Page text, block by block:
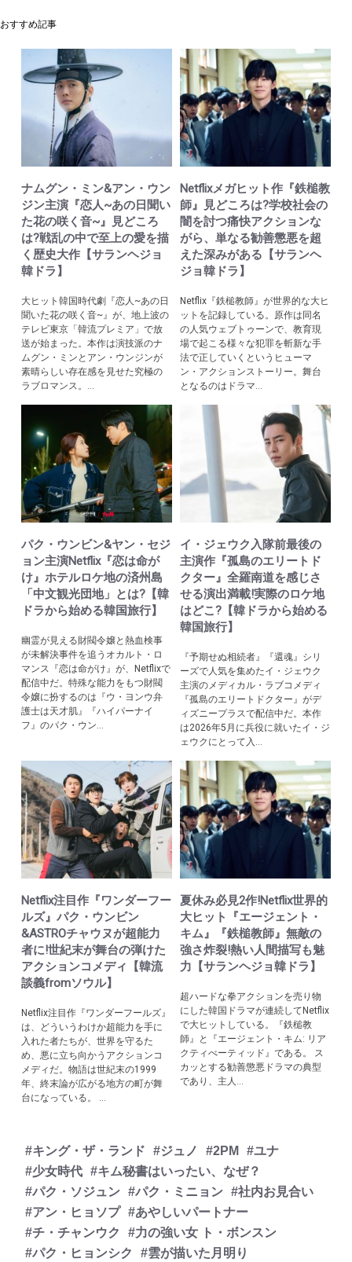
おすすめ記事
ナムグン・ミン&アン・ウン
ジン主演『恋人~あの日聞い
た花の咲く音~』見どころ
は?戦乱の中で至上の愛を描
く歴史大作【サランヘジョ
韓ドラ】
大ヒット韓国時代劇『恋人~あの日
聞いた花の咲く音~』が、地上波の
テレビ東京「韓流プレミア」で放
送が始まった。本作は演技派のナ
ムグン・ミンとアン・ウンジンが
素晴らしい存在感を見せた究極の
ラブロマンス。...
Netflixメガヒット作『鉄槌教
師』見どころは?学校社会の
闇を討つ痛快アクションな
がら、単なる勧善懲悪を超
えた深みがある【サランヘ
ジョ韓ドラ】
Netflix『鉄槌教師』が世界的な大ヒ
ットを記録している。原作は同名
の人気ウェブトゥーンで、教育現
場で起こる様々な犯罪を斬新な手
法で正していくというヒューマ
ン・アクションストーリー。舞台
となるのはドラマ...
パク・ウンビン&ヤン・セジ
ョン主演Netflix『恋は命が
け』ホテルロケ地の済州島
「中文観光団地」とは?【韓
ドラから始める韓国旅行】
幽霊が見える財閥令嬢と熱血検事
が未解決事件を追うオカルト・ロ
マンス『恋は命がけ』が、Netflixで
配信中だ。特殊な能力をもつ財閥
令嬢に扮するのは『ウ・ヨンウ弁
護士は天才肌』『ハイパーナイ
フ』のパク・ウン...
イ・ジェウク入隊前最後の
主演作『孤島のエリートド
クター』全羅南道を感じさ
せる演出満載!実際のロケ地
はどこ?【韓ドラから始める
韓国旅行】
『予期せぬ相続者』『還魂』シリ
ーズで人気を集めたイ・ジェウク
主演のメディカル・ラブコメディ
『孤島のエリートドクター』がデ
ィズニープラスで配信中だ。本作
は2026年5月に兵役に就いたイ・ジ
ェウクにとって入...
Netflix注目作『ワンダーフー
ルズ』パク・ウンビン
&ASTROチャウヌが超能力
者に!世紀末が舞台の弾けた
アクションコメディ【韓流
談義fromソウル】
Netflix注目作『ワンダーフールズ』
は、どういうわけか超能力を手に
入れた者たちが、世界を守るた
め、悪に立ち向かうアクションコ
メディだ。物語は世紀末の1999
年、終末論が広がる地方の町が舞
台になっている。 ...
夏休み必見2作!Netflix世界的
大ヒット『エージェント・
キム』『鉄槌教師』無敵の
強さ炸裂!熱い人間描写も魅
力【サランヘジョ韓ドラ】
超ハードな拳アクションを売り物
にした韓国ドラマが連続してNetflix
で大ヒットしている。『鉄槌教
師』と『エージェント・キム: リア
クティべーティッド』である。 ス
カッとする勧善懲悪ドラマの典型
であり、主人...
#キング・ザ・ランド #ジュノ #2PM
#ユナ
#少女時代 #キム秘書はいったい、なぜ？
#パク・ソジュン #パク・ミニョン #社内お見合い
#アン・ヒョソプ #あやしいパートナー
#チ・チャンウク
#力の強い女 ト・ボンスン
#パク・ヒョンシク
#雲が描いた月明り